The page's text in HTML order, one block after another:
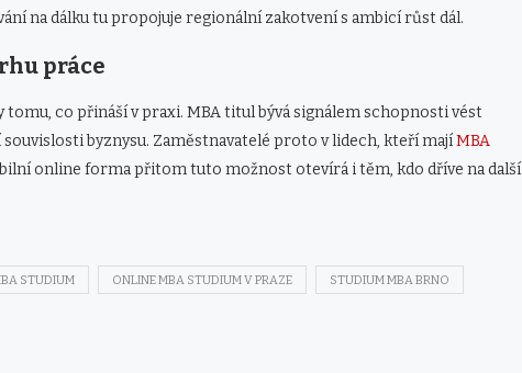
na dálku tu propojuje regionální zakotvení s ambicí růst dál.
práce
tomu, co přináší v praxi. MBA titul bývá signálem schopnosti vést
byznysu. Zaměstnavatelé proto v lidech, kteří majíMBA
online forma přitom tuto možnost otevírá i těm, kdo dříve na další
STUDIUM ONLINE MBA STUDIUM V PRAZE STUDIUM MBA BRNO